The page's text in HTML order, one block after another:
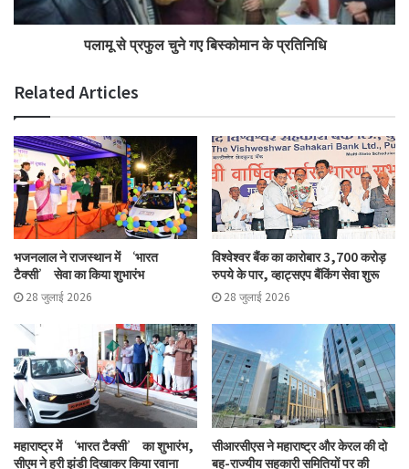
वे सूचित निर्णय ले सकें और दीर्घकालिक ग्रामीण विकास में योगदान दे सकें।
पलामू से प्रफुल चुने गए बिस्कोमान के प्रतिनिधि
Related Articles
भजनलाल ने राजस्थान में ‘भारत
टैक्सी’ सेवा का किया शुभारंभ
28 जुलाई 2026
विश्वेश्वर बैंक का कारोबार 3,700 करोड़
रुपये के पार, व्हाट्सएप बैंकिंग सेवा शुरू
28 जुलाई 2026
महाराष्ट्र में ‘भारत टैक्सी’ का शुभारंभ,
सीएम ने हरी झंडी दिखाकर किया रवाना
सीआरसीएस ने महाराष्ट्र और केरल की दो
बहु-राज्यीय सहकारी समितियों पर की